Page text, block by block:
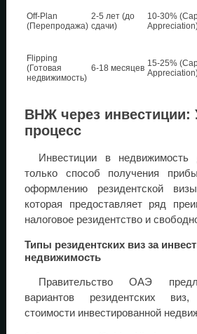
Off-Plan
(Перепродажа)
2-5 лет (до
сдачи)
10-30%
Flipping
(Готовая
недвижимость)
6-18 месяцев 15-25%
ВНЖ через инвестиции:
процесс
Инвестиции в
только способ получения
оформлению резидентской
которая предоставляет ряд
налоговое резидентство и
Типы резидентских виз за
недвижимость
Правительство ОАЭ
вариантов резидентских
стоимости инвестированной